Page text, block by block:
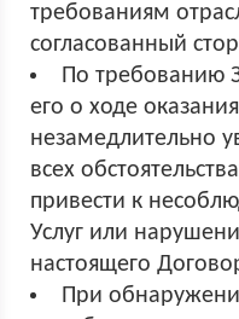
требованиям
согласованный
По требованию
его о ходе
незамедлительно
всех
привести к
Услуг или
настоящего
При